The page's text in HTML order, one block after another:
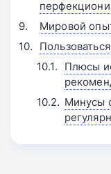
Мировой
Плюсы
Минусы